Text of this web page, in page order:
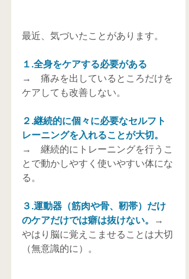
最近、気づいたことがあります。
１.全身をケアする必要がある
→　痛みを出しているところだけを
ケアしても改善しない。
２.継続的に個々に必要なセルフト
レーニングを入れることが大切。
→　継続的にトレーニングを行うこ
とで動かしやすく使いやすい体にな
る。
３.運動器（筋肉や骨、靭帯）だけ
のケアだけでは癖は抜けない。
→
やはり脳に覚えこませることは大切
（無意識的に）。